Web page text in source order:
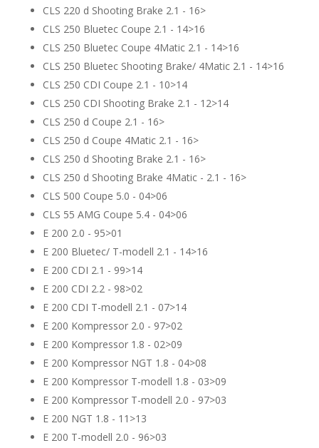
CLS 220 d Shooting Brake 2.1 - 16>
CLS 250 Bluetec Coupe 2.1 - 14>16
CLS 250 Bluetec Coupe 4Matic 2.1 - 14>16
CLS 250 Bluetec Shooting Brake/ 4Matic 2.1 - 14>16
CLS 250 CDI Coupe 2.1 - 10>14
CLS 250 CDI Shooting Brake 2.1 - 12>14
CLS 250 d Coupe 2.1 - 16>
CLS 250 d Coupe 4Matic 2.1 - 16>
CLS 250 d Shooting Brake 2.1 - 16>
CLS 250 d Shooting Brake 4Matic - 2.1 - 16>
CLS 500 Coupe 5.0 - 04>06
CLS 55 AMG Coupe 5.4 - 04>06
E 200 2.0 - 95>01
E 200 Bluetec/ T-modell 2.1 - 14>16
E 200 CDI 2.1 - 99>14
E 200 CDI 2.2 - 98>02
E 200 CDI T-modell 2.1 - 07>14
E 200 Kompressor 2.0 - 97>02
E 200 Kompressor 1.8 - 02>09
E 200 Kompressor NGT 1.8 - 04>08
E 200 Kompressor T-modell 1.8 - 03>09
E 200 Kompressor T-modell 2.0 - 97>03
E 200 NGT 1.8 - 11>13
E 200 T-modell 2.0 - 96>03